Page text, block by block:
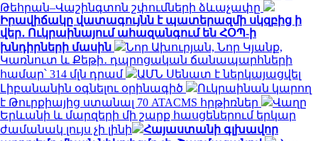
Թեհրան–Վաշինգտոն շփումների ձևաչափը
Իրավիճակը վատագույնն է պատերազմի սկզբից ի
վեր․ Ուկրաինայում ահազանգում են ՀՕՊ-ի
խնդիրների մասին
Նոր Ախուրյան, Նոր Կյանք,
Կառնուտ և Քեթի․ դպրոցական ճանապարհների
համար՝ 314 մլն դրամ
ԱՄՆ Սենատ է ներկայացվել
Լիբանանին օգնելու օրինագիծ
Ուկրաինան կարող
է Թուրքիայից ստանալ 70 ATACMS հրթիռներ
Վաղը
Երևանի և մարզերի մի շարք հասցեներում երկար
ժամանակ լույս չի լինի
Հայաստանի գլխավոր